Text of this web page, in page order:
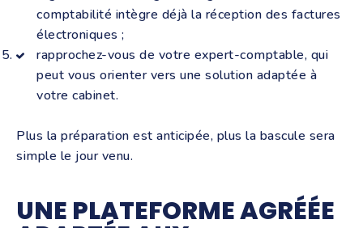
comptabilité intègre déjà la réception des factures
électroniques ;
rapprochez-vous de votre expert-comptable, qui
peut vous orienter vers une solution adaptée à
votre cabinet.
Plus la préparation est anticipée, plus la bascule sera
simple le jour venu.
UNE PLATEFORME AGRÉÉE